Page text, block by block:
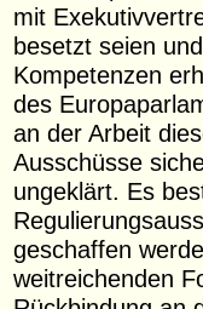
mit
besetzt seien
Kompetenzen
des
an der Arbeit
Ausschüsse
ungeklärt. Es
geschaffen
weitreichenden